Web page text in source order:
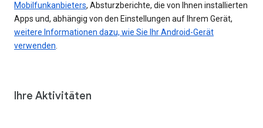
Mobilfunkanbieters, Absturzberichte, die von Ihnen installierten
Apps und, abhängig von den Einstellungen auf Ihrem Gerät,
weitere Informationen dazu, wie Sie Ihr Android-Gerät
verwenden.
Ihre Aktivitäten